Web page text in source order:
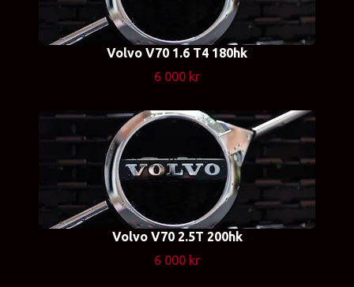
Volvo V70 1.6 T4 180hk
6 000 kr
Volvo V70 2.5T 200hk
6 000 kr